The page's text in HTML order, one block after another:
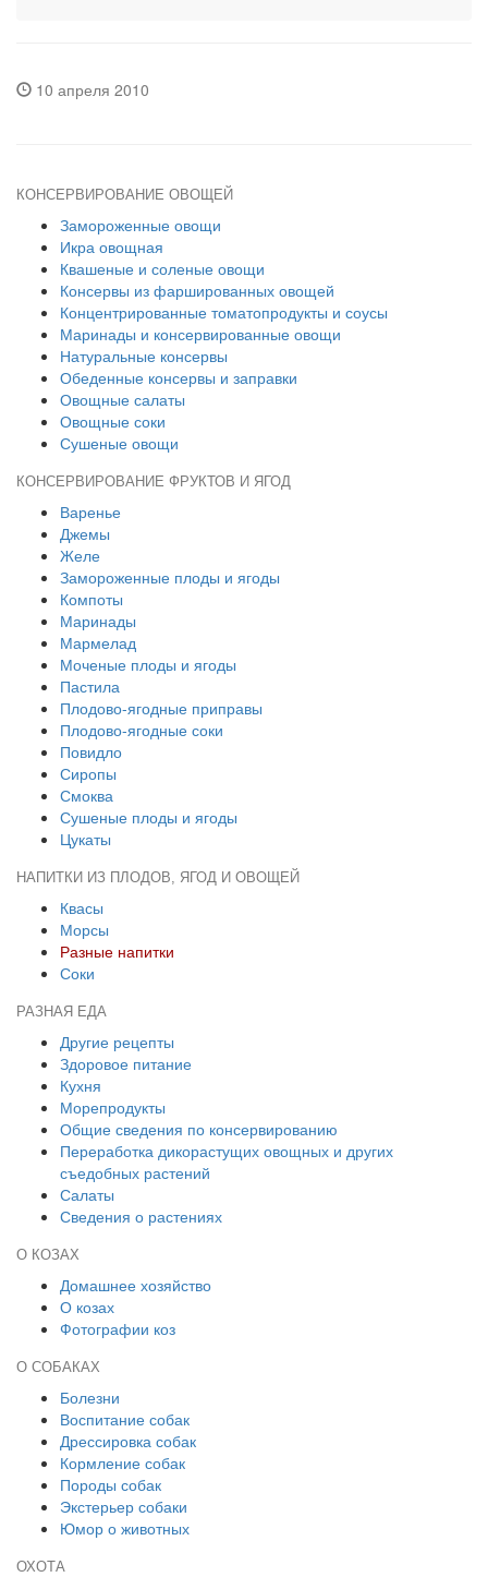
10 апреля 2010
КОНСЕРВИРОВАНИЕ ОВОЩЕЙ
Замороженные овощи
Икра овощная
Квашеные и соленые овощи
Консервы из фаршированных овощей
Концентрированные томатопродукты и соусы
Маринады и консервированные овощи
Натуральные консервы
Обеденные консервы и заправки
Овощные салаты
Овощные соки
Сушеные овощи
КОНСЕРВИРОВАНИЕ ФРУКТОВ И ЯГОД
Варенье
Джемы
Желе
Замороженные плоды и ягоды
Компоты
Маринады
Мармелад
Моченые плоды и ягоды
Пастила
Плодово-ягодные приправы
Плодово-ягодные соки
Повидло
Сиропы
Смоква
Сушеные плоды и ягоды
Цукаты
НАПИТКИ ИЗ ПЛОДОВ, ЯГОД И ОВОЩЕЙ
Квасы
Морсы
Разные напитки
Соки
РАЗНАЯ ЕДА
Другие рецепты
Здоровое питание
Кухня
Морепродукты
Общие сведения по консервированию
Переработка дикорастущих овощных и других
съедобных растений
Салаты
Сведения о растениях
О КОЗАХ
Домашнее хозяйство
О козах
Фотографии коз
О СОБАКАХ
Болезни
Воспитание собак
Дрессировка собак
Кормление собак
Породы собак
Экстерьер собаки
Юмор о животных
ОХОТА